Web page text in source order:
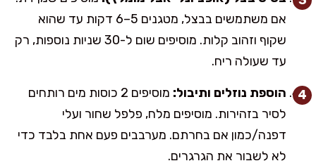
אם משתמשים בבצל, מטגנים 5–6 דקות עד שהוא
שקוף וזהוב קלות. מוסיפים שום ל-30 שניות נוספות, רק
עד שעולה ריח.
הוספת נוזלים ותיבול:
מוסיפים 2 כוסות מים רותחים
לסיר בזהירות. מוסיפים מלח, פלפל שחור ועלי
דפנה/כמון אם בחרתם. מערבבים פעם אחת בלבד כדי
לא לשבור את הגרגרים.